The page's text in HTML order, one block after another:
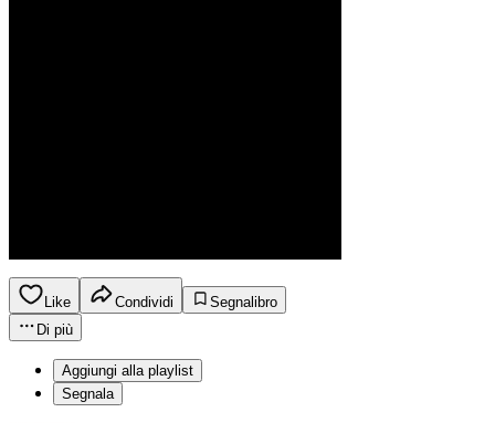
Like Condividi
Segnalibro
Di più
Aggiungi alla playlist
Segnala